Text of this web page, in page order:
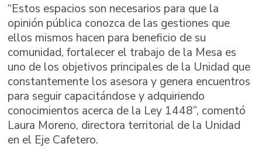
“Estos espacios son necesarios para que la
opinión pública conozca de las gestiones que
ellos mismos hacen para beneficio de su
comunidad, fortalecer el trabajo de la Mesa es
uno de los objetivos principales de la Unidad que
constantemente los asesora y genera encuentros
para seguir capacitándose y adquiriendo
conocimientos acerca de la Ley 1448”, comentó
Laura Moreno, directora territorial de la Unidad
en el Eje Cafetero.